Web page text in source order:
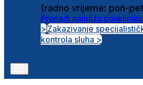
(radno vrijeme: pon-
Pronađi najbližu
>Zakazivanje
kontrola sluha >